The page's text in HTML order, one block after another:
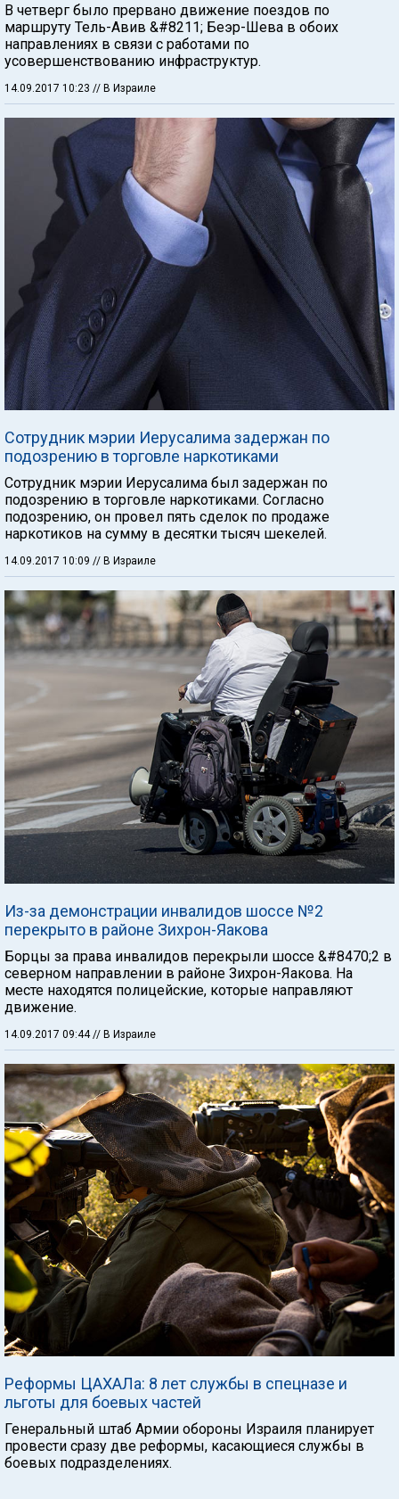
В четверг было прервано движение поездов по
маршруту Тель-Авив &#8211; Беэр-Шева в обоих
направлениях в связи с работами по
усовершенствованию инфраструктур.
14.09.2017 10:23 // В Израиле
Сотрудник мэрии Иерусалима задержан по
подозрению в торговле наркотиками
Сотрудник мэрии Иерусалима был задержан по
подозрению в торговле наркотиками. Согласно
подозрению, он провел пять сделок по продаже
наркотиков на сумму в десятки тысяч шекелей.
14.09.2017 10:09 // В Израиле
Из-за демонстрации инвалидов шоссе №2
перекрыто в районе Зихрон-Яакова
Борцы за права инвалидов перекрыли шоссе &#8470;2 в
северном направлении в районе Зихрон-Яакова. На
месте находятся полицейские, которые направляют
движение.
14.09.2017 09:44 // В Израиле
Реформы ЦАХАЛа: 8 лет службы в спецназе и
льготы для боевых частей
Генеральный штаб Армии обороны Израиля планирует
провести сразу две реформы, касающиеся службы в
боевых подразделениях.